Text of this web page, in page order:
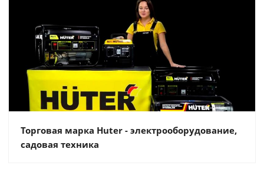
Торговая марка Huter - электрооборудование,
садовая техника